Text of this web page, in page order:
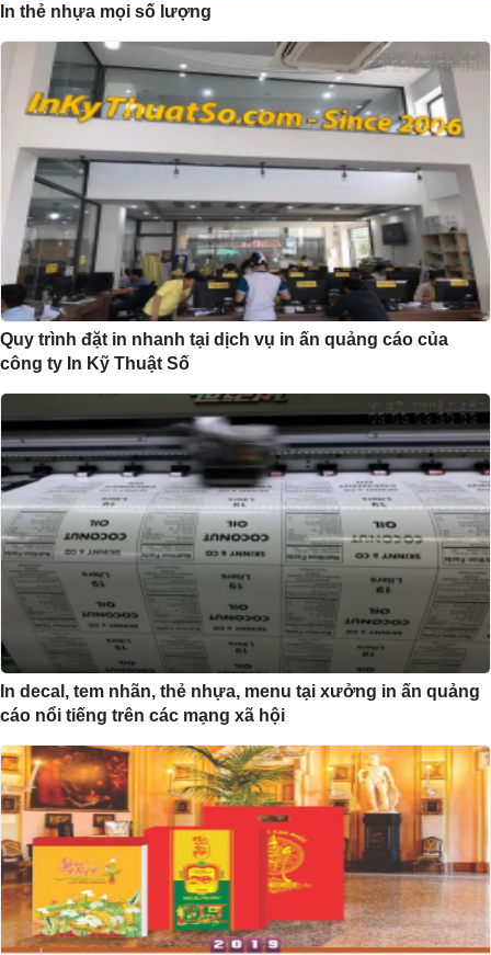
In thẻ nhựa mọi số lượng
Quy trình đặt in nhanh tại dịch vụ in ấn quảng cáo của
công ty In Kỹ Thuật Số
In decal, tem nhãn, thẻ nhựa, menu tại xưởng in ấn quảng
cáo nổi tiếng trên các mạng xã hội